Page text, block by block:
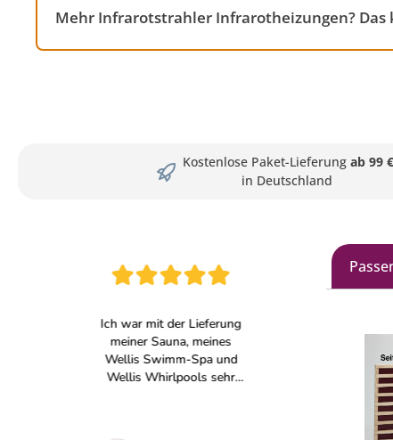
Mehr Infrarotstrahler Infrarotheizungen?
Kostenlose Paket-Lieferung ab 99 €
in Deutschland